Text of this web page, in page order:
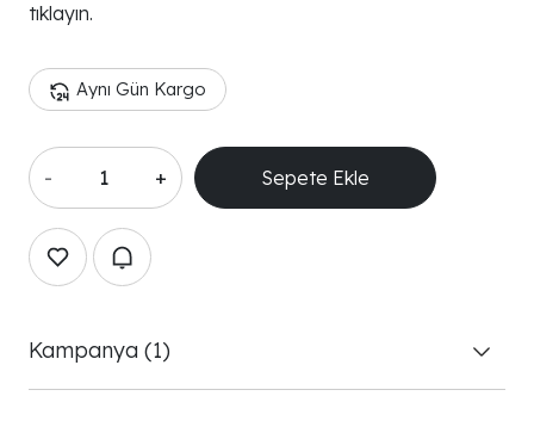
tıklayın.
Aynı Gün Kargo
- + Sepete Ekle
Kampanya (1)